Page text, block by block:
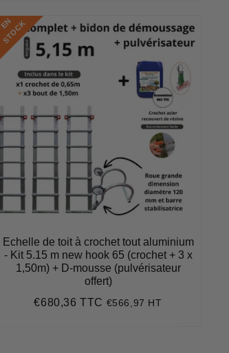
E
N
S
T
O
C
K
Echelle de toit à crochet tout aluminium
- Kit 5.15 m new hook 65 (crochet + 3 x
1,50m) + D-mousse (pulvérisateur
offert)
Prix
€680,36 TTC €680,36
€566,97 HT